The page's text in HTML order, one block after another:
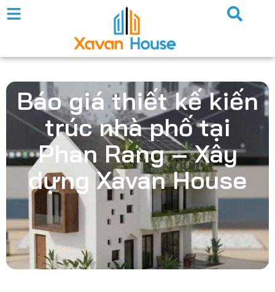
Báo giá thiết kế kiến
trúc nhà phố tại
Phan Rang – Xây
dựng Xavan House